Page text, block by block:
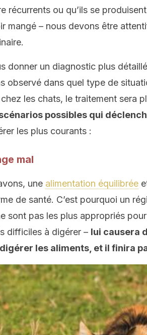
récurrents ou qu’ils se
mangé – nous devons être
donner un diagnostic plus
observé dans quel type de
les chats, le traitement sera
possibles qui
les plus courants :
mal
une alimentation équilibrée
de santé. C’est pourquoi un
sont pas les plus appropriés
difficiles à digérer – lui causera
les aliments, et il finira